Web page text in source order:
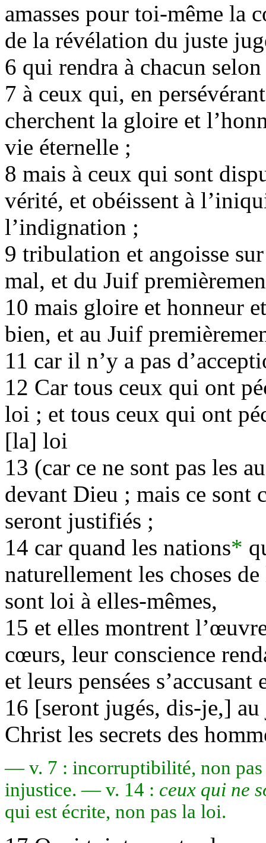
amasses pour toi-même la
de la révélation du juste
6 qui rendra à chacun
7 à ceux qui, en
cherchent la gloire et
vie éternelle ;
8 mais à ceux qui sont
vérité, et obéissent à
l’indignation ;
9 tribulation et angoisse
mal, et du Juif
10 mais gloire et honneur
bien, et au Juif
11 car il n’y a pas
12 Car tous ceux qui ont
loi ; et tous ceux qui ont
[la] loi
13 (car ce ne sont pas les
devant Dieu ; mais ce
seront justifiés ;
14 car quand les nations*
naturellement les choses
sont loi à elles-mêmes,
15 et elles montrent
cœurs, leur conscience
et leurs pensées
16 [seront jugés, dis-je,]
Christ les secrets des
— v. 7 : incorruptibilité, non
injustice. — v. 14 : ceux qui ne
qui est écrite, non pas la loi.